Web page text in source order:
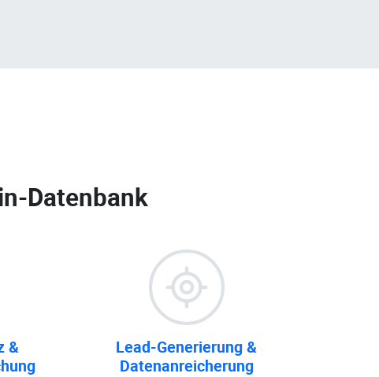
Datenbank
&
Lead-Generierung &
Datenanreicherung